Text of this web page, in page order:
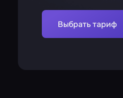
Выбрать тариф